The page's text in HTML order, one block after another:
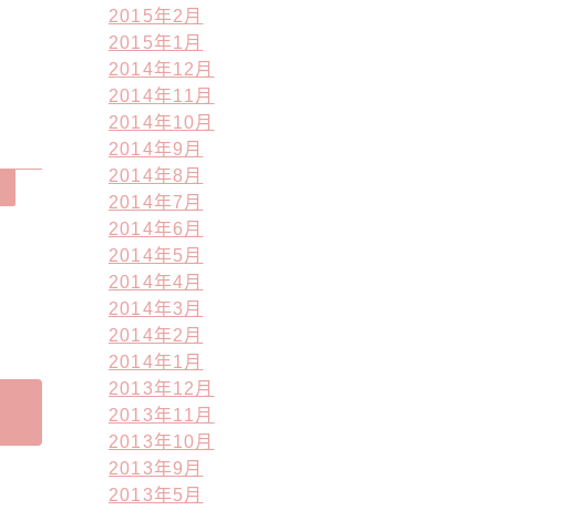
2015年2月
2015年1月
2014年12月
2014年11月
2014年10月
2014年9月
2014年8月
2014年7月
2014年6月
2014年5月
2014年4月
2014年3月
2014年2月
2014年1月
2013年12月
2013年11月
2013年10月
2013年9月
2013年5月